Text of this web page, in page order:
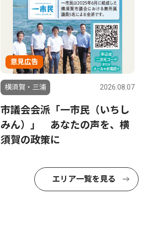
意見広告
横須賀・三浦 2026.08.07
市議会会派「一市民（いちし
みん）」 あなたの声を、横
須賀の政策に
エリア一覧を見る